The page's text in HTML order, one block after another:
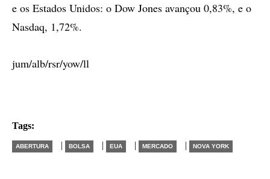
e os Estados Unidos: o Dow Jones avançou 0,83%, e o
Nasdaq, 1,72%.
jum/alb/rsr/yow/ll
Tags:
ABERTURA | BOLSA | EUA | MERCADO | NOVA YORK